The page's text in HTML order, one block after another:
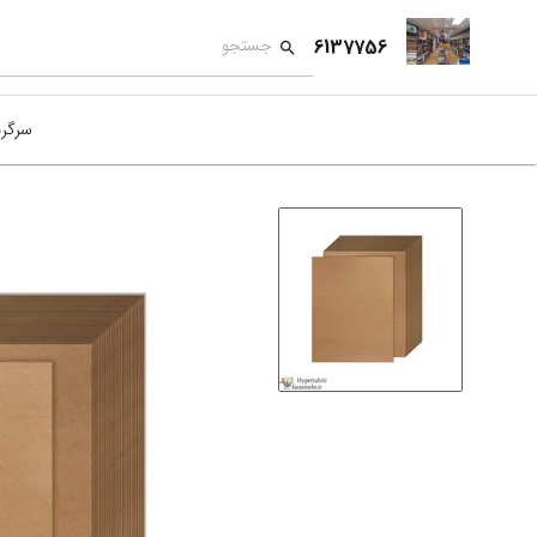
6137756